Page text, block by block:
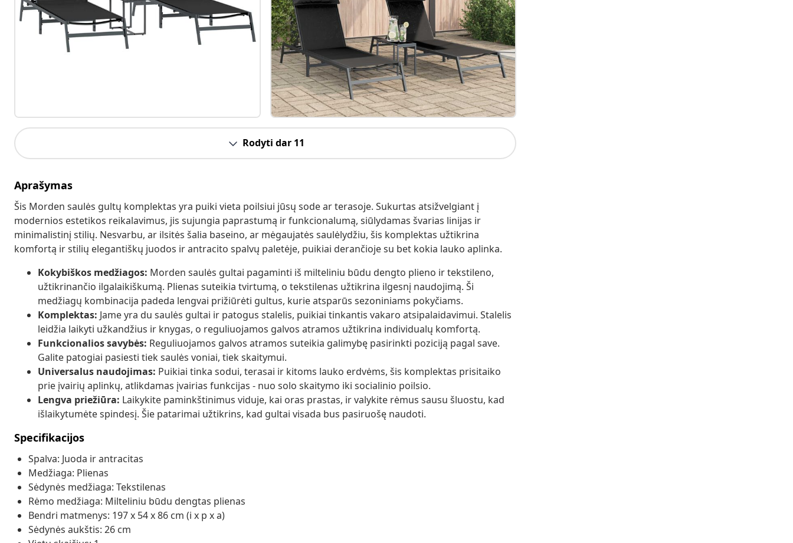
Rodyti dar 11
Aprašymas
Šis Morden saulės gultų komplektas yra puiki vieta poilsiui jūsų sode ar terasoje. Sukurtas atsižvelgiant į
modernios estetikos reikalavimus, jis sujungia paprastumą ir funkcionalumą, siūlydamas švarias linijas ir
minimalistinį stilių. Nesvarbu, ar ilsitės šalia baseino, ar mėgaujatės saulėlydžiu, šis komplektas užtikrina
komfortą ir stilių elegantiškų juodos ir antracito spalvų paletėje, puikiai derančioje su bet kokia lauko aplinka.
Kokybiškos medžiagos: Morden saulės gultai pagaminti iš milteliniu būdu dengto plieno ir tekstileno,
užtikrinančio ilgalaikiškumą. Plienas suteikia tvirtumą, o tekstilenas užtikrina ilgesnį naudojimą. Ši
medžiagų kombinacija padeda lengvai prižiūrėti gultus, kurie atsparūs sezoniniams pokyčiams.
Komplektas: Jame yra du saulės gultai ir patogus stalelis, puikiai tinkantis vakaro atsipalaidavimui. Stalelis
leidžia laikyti užkandžius ir knygas, o reguliuojamos galvos atramos užtikrina individualų komfortą.
Funkcionalios savybės: Reguliuojamos galvos atramos suteikia galimybę pasirinkti poziciją pagal save.
Galite patogiai pasiesti tiek saulės voniai, tiek skaitymui.
Universalus naudojimas: Puikiai tinka sodui, terasai ir kitoms lauko erdvėms, šis komplektas prisitaiko
prie įvairių aplinkų, atlikdamas įvairias funkcijas - nuo solo skaitymo iki socialinio poilsio.
Lengva priežiūra: Laikykite paminkštinimus viduje, kai oras prastas, ir valykite rėmus sausu šluostu, kad
išlaikytumėte spindesį. Šie patarimai užtikrins, kad gultai visada bus pasiruošę naudoti.
Specifikacijos
Spalva: Juoda ir antracitas
Medžiaga: Plienas
Sėdynės medžiaga: Tekstilenas
Rėmo medžiaga: Milteliniu būdu dengtas plienas
Bendri matmenys: 197 x 54 x 86 cm (i x p x a)
Sėdynės aukštis: 26 cm